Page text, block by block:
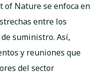
of Nature se enfoca en
entre los
suministro. Así,
y reuniones que
del sector